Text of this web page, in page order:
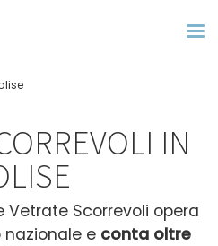
IN
Vetrate Scorrevoli opera
e conta oltre